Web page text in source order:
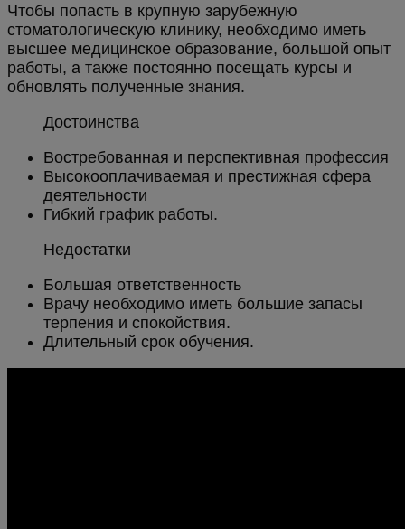
Чтобы попасть в крупную зарубежную
стоматологическую клинику, необходимо иметь
высшее медицинское образование, большой опыт
работы, а также постоянно посещать курсы и
обновлять полученные знания.
Достоинства
Востребованная и перспективная профессия
Высокооплачиваемая и престижная сфера
деятельности
Гибкий график работы.
Недостатки
Большая ответственность
Врачу необходимо иметь большие запасы
терпения и спокойствия.
Длительный срок обучения.